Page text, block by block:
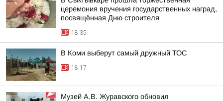
церемония вручения государственных наград,
посвящённая Дню строителя
18:35
В Коми выберут самый дружный ТОС
18:17
Музей А.В. Журавского обновил